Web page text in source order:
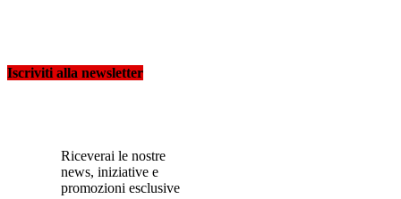
Iscriviti alla newsletter
Riceverai le nostre
news, iniziative e
promozioni esclusive